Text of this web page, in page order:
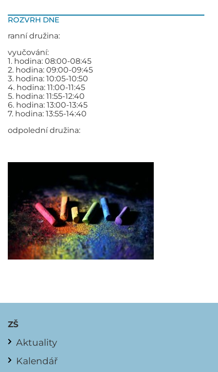
ROZVRH DNE
ranní družina:
vyučování:
1. hodina: 08:00-08:45
2. hodina: 09:00-09:45
3. hodina: 10:05-10:50
4. hodina: 11:00-11:45
5. hodina: 11:55-12:40
6. hodina: 13:00-13:45
7. hodina: 13:55-14:40
odpolední družina:
ZŠ
Aktuality
Kalendář